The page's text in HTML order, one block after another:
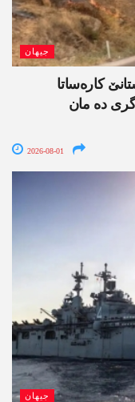
جیھان
کارەساتا
2026-08-01
جیھان